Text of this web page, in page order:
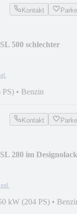
Kontakt
500 schlechter
PS) • Benzin
Kontakt
280 im
mtl.
kW (204 PS) •